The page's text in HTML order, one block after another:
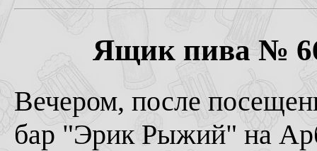
Ящик пива №
Вечером, после
бар "Эрик Рыжий" на